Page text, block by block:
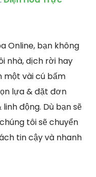
Online, bạn không
nhà, dịch rời hay
một vài cú bấm
lựa & đặt đơn
động. Dù bạn sẽ
tôi sẽ chuyển
tin cậy và nhanh